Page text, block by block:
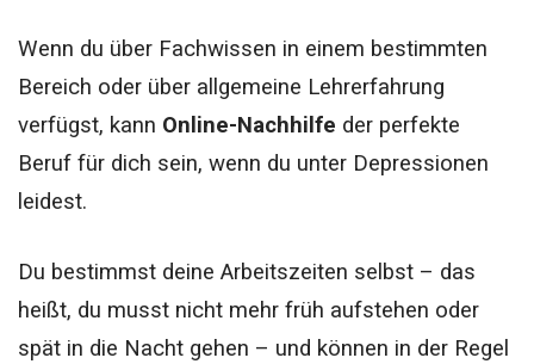
Wenn du über Fachwissen in einem bestimmten
Bereich oder über allgemeine Lehrerfahrung
verfügst, kann Online-Nachhilfe der perfekte
Beruf für dich sein, wenn du unter Depressionen
leidest.
Du bestimmst deine Arbeitszeiten selbst – das
heißt, du musst nicht mehr früh aufstehen oder
spät in die Nacht gehen – und können in der Regel